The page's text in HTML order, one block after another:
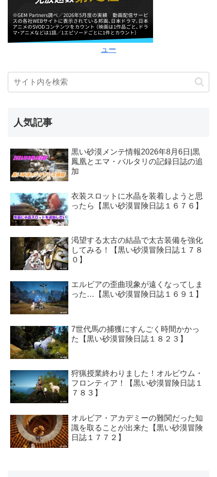
ュー
人気記事
黒い砂漠メンテ情報2026年8月6日|黒
鳳凰とエマ・バルタリの記録日誌の追
加
衣装スロットに水晶を装着しようと思
ったら【黒い砂漠冒険日誌１６７６】
渇望する太古の結晶で太古装備を強化
してみる！【黒い砂漠冒険日誌１７８
０】
エルビアの歪曲現象が遠くなってしま
った…【黒い砂漠冒険日誌１６９１】
7世代馬の捕獲にすんごく時間かかっ
た【黒い砂漠冒険日誌１８２３】
狩猟授業終わりました！オルビウム・
フロンティア！【黒い砂漠冒険日誌１
７８３】
オルビア・アカデミーの難関だった知
識を取ることが出来た【黒い砂漠冒険
日誌１７７２】